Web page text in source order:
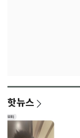
핫뉴스